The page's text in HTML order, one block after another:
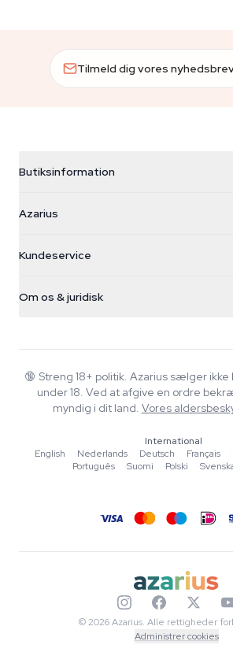
Tilmeld dig vores
Butiksinformation
Galvaniweg 11
Nederland
+31(0)204897914
Azarius
Smokeshop
Kundeservice
Returpolitik
FAQ
Privatlivspolitik
Om os & juridisk
Wiki
Blog
Skribenter
Værktøjer & Beregnere
🔞 Streng 18+ politik. Azarius sælger
under 18. Ved at afgive en ordre
myndig i dit land. Vores
International
English
·Nederlands ·Deutsch ·Français ·
Português
·Suomi ·Polski ·
© 2026 Azarius. Alle rettigheder
Administrer cookies